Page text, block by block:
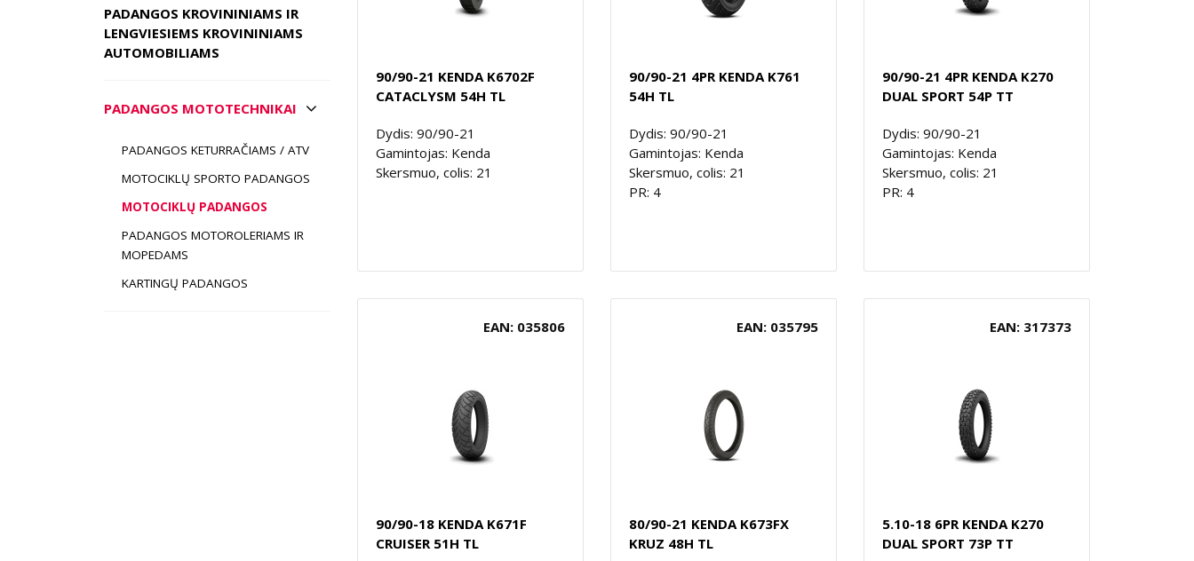
PADANGOS KROVININIAMS IR
LENGVIESIEMS KROVININIAMS
AUTOMOBILIAMS
PADANGOS MOTOTECHNIKAI
PADANGOS KETURRAČIAMS / ATV
MOTOCIKLŲ SPORTO PADANGOS
MOTOCIKLŲ PADANGOS
PADANGOS MOTOROLERIAMS IR
MOPEDAMS
KARTINGŲ PADANGOS
90/90-21 KENDA K6702F
CATACLYSM 54H TL
Dydis: 90/90-21
Gamintojas: Kenda
Skersmuo, colis: 21
90/90-21 4PR KENDA K761
54H TL
Dydis: 90/90-21
Gamintojas: Kenda
Skersmuo, colis: 21
PR: 4
90/90-21 4PR KENDA K270
DUAL SPORT 54P TT
Dydis: 90/90-21
Gamintojas: Kenda
Skersmuo, colis: 21
PR: 4
EAN: 035806
90/90-18 KENDA K671F
CRUISER 51H TL
EAN: 035795
80/90-21 KENDA K673FX
KRUZ 48H TL
EAN: 317373
5.10-18 6PR KENDA K270
DUAL SPORT 73P TT